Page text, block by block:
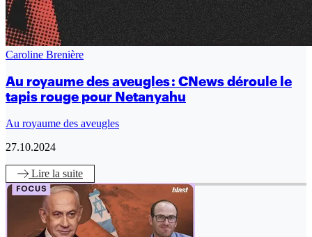
Caroline Brenière
Au royaume des aveugles : CNews déroule le
tapis rouge pour Netanyahu
Au royaume des aveugles
27.10.2024
Lire la suite